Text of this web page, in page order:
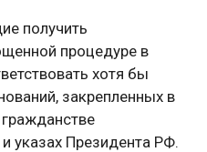
получить
процедуре в
хотя бы
закрепленных в
указах Президента РФ.